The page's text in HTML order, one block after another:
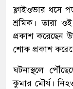
ফ্লাইওভার ধসে
শ্রমিক। তারা
প্রকাশ করেছেন
শোক প্রকাশ
ঘটনাস্থলে
কুমার মৌর্য।